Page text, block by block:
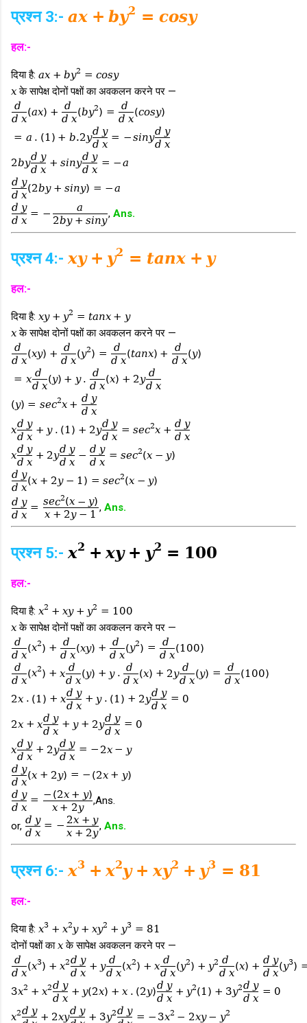
प्रश्न 3:- ax + by2 = cosy
हल:-
दिया है: ax + by2 = cosy
xके सापेक्ष दोनों पक्षों का अवकलन करने पर —
d
d x
(ax) + d
d x
(by2) =
d
d x
(cosy)
= a . (1 ) + b.2yd y
d x
= −sinyd y
d x
2byd y
d x
+ sinyd y
d x
= −a
d y
d x
(2by + siny) = −a
d y
d x
= −
a
2by + siny
, Ans.
प्रश्न 4:- xy + y2 = tanx + y
हल:-
दिया है: xy + y2 = tanx + y
xके सापेक्ष दोनों पक्षों का अवकलन करने पर —
d
d x
(xy) + d
d x
(y2) =
d
d x
(tanx) +
d
d x
(y)
= x d
d x
(y) + y . d
d x
(x) + 2y d
d x
(y) = sec2x + d y
d x
xd y
d x
+ y . (1 ) + 2yd y
d x
= sec2x + d y
d x
xd y
d x
+ 2yd y
d x
− d y
d x
= sec2(x − y)
d y
d x
(x + 2y − 1 ) = sec2(x − y)
d y
d x
= sec2(x − y)
x + 2y − 1
, Ans.
प्रश्न 5:- x2 + xy + y2 = 100
हल:-
दिया है: x2 + xy + y2 = 100
xके सापेक्ष दोनों पक्षों का अवकलन करने पर —
d
d x
(x2) + d
d x
(xy) + d
d x
(y2) =
d
d x
(100)
d
d x
(x2) + x d
d x
(y) + y . d
d x
(x) + 2y d
d x
(y) =
d
d x
(100)
2x . (1 ) + xd y
d x
+ y . (1 ) + 2yd y
d x
= 0
2x + xd y
d x
+ y + 2yd y
d x
= 0
xd y
d x
+ 2yd y
d x
= − 2x − y
d y
d x
(x + 2y) = − (2x + y)
d y
d x
= − (2x + y)
x + 2y
,Ans.
or, d y
d x
= − 2x + y
x + 2y
, Ans.
प्रश्न 6:- x3 + x2y + xy2 + y3 = 81
हल:-
दिया है: x3 + x2y + xy2 + y3 = 81
दोनों पक्षों काxके सापेक्ष अवकलन करने पर —
d
d x
(x3) + x2d y
d x
+ y d
d x
(x2) + x d
d x
(y2) + y2 d
d x
(x) + d y
d x
(y3)
3x2 + x2d y
d x
+ y(2x) + x . (2y)d y
d x
+ y2(1 ) + 3y2d y
d x
= 0
x2d y + 2xyd y + 3y2d y = − 3x2 − 2xy − y2